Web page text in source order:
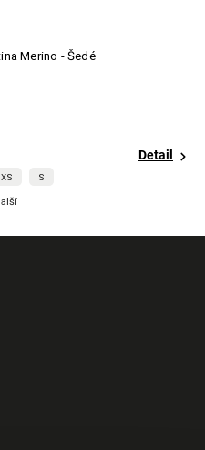
Merino - Šedé
Detail
XS S